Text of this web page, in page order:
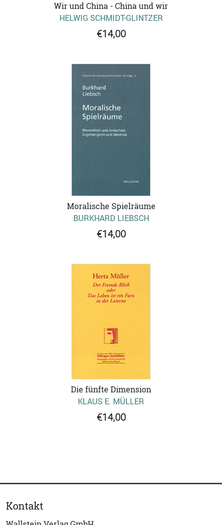
Wir und China - China und wir
HELWIG SCHMIDT-GLINTZER
€14,00
Moralische Spielräume
BURKHARD LIEBSCH
€14,00
Die fünfte Dimension
KLAUS E. MÜLLER
€14,00
Kontakt